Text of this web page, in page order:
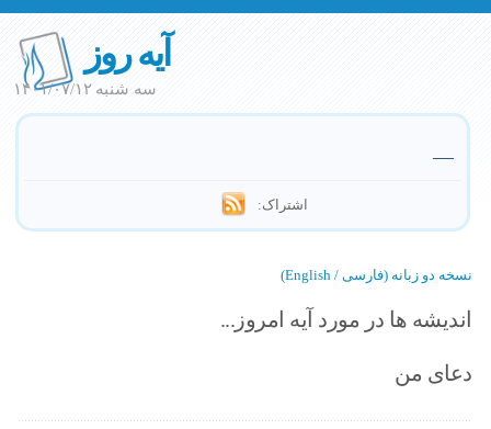
آیه روز
سه شنبه ۱۴۰۱/۰۷/۱۲
—
اشتراک:
نسخه دو زبانه (فارسی / English)
اندیشه ها در مورد آیه امروز...
دعای من